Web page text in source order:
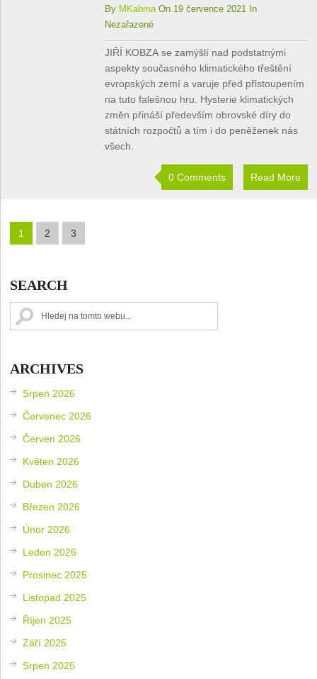
By MKabrnaOn 19 července 2021 In
Nezařazené
JIŘÍ KOBZA se zamýšlí nad podstatnými
aspekty současného klimatického třeštění
evropských zemí a varuje před přistoupením
na tuto falešnou hru. Hysterie klimatických
změn přináší především obrovské díry do
státních rozpočtů a tím i do peněženek nás
všech.
0 Comments Read More
1 2 3
SEARCH
ARCHIVES
Srpen 2026
Červenec 2026
Červen 2026
Květen 2026
Duben 2026
Březen 2026
Únor 2026
Leden 2026
Prosinec 2025
Listopad 2025
Říjen 2025
Září 2025
Srpen 2025